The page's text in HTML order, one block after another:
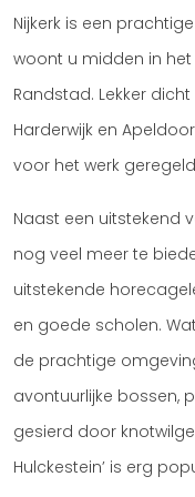
Nijkerk is een
woont u midden in
Randstad. Lekker
Harderwijk en
voor het werk
Naast een uitstekend
nog veel meer te
uitstekende
en goede scholen.
de prachtige
avontuurlijke bossen,
gesierd door
Hulckestein’ is erg